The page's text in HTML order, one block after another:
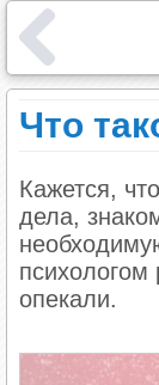
Что
Кажется,
дела,
психологом
опекали.